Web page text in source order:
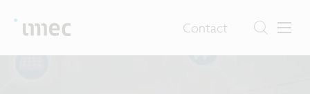
Contact